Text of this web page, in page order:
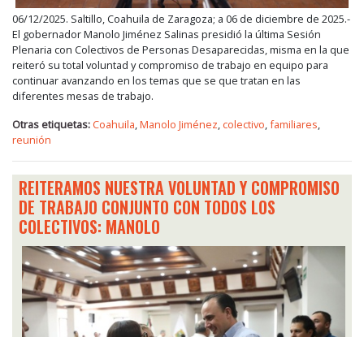
06/12/2025. Saltillo, Coahuila de Zaragoza; a 06 de diciembre de 2025.-
El gobernador Manolo Jiménez Salinas presidió la última Sesión
Plenaria con Colectivos de Personas Desaparecidas, misma en la que
reiteró su total voluntad y compromiso de trabajo en equipo para
continuar avanzando en los temas que se que tratan en las
diferentes mesas de trabajo.
Otras etiquetas: Coahuila,Manolo Jiménez, colectivo,familiares,
reunión
REITERAMOS NUESTRA VOLUNTAD Y COMPROMISO
DE TRABAJO CONJUNTO CON TODOS LOS
COLECTIVOS: MANOLO